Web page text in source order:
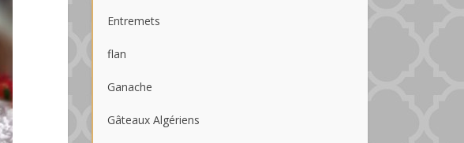
Entremets
flan
Ganache
Gâteaux Algériens